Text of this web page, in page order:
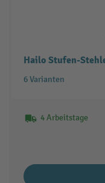
Hailo Stufen-
6 Varianten
4 Arbeitstage